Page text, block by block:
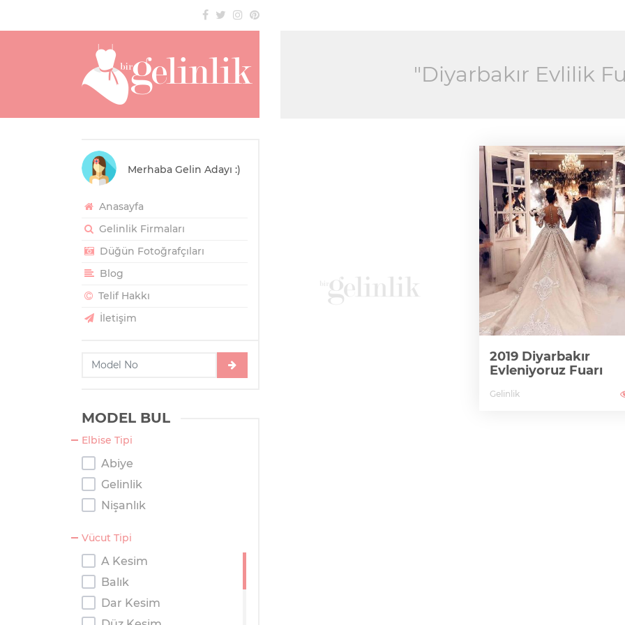
Merhaba Gelin Adayı :)
Anasayfa
Gelinlik Firmaları
Düğün Fotoğrafçıları
Blog
Telif Hakkı
İletişim
MODEL BUL
Elbise Tipi
Abiye
Gelinlik
Nişanlık
Vücut Tipi
A Kesim
Balık
Dar Kesim
"Diyarbakır Evlilik
2019 Diyarbakır
Evleniyoruz Fuarı
Gelinlik